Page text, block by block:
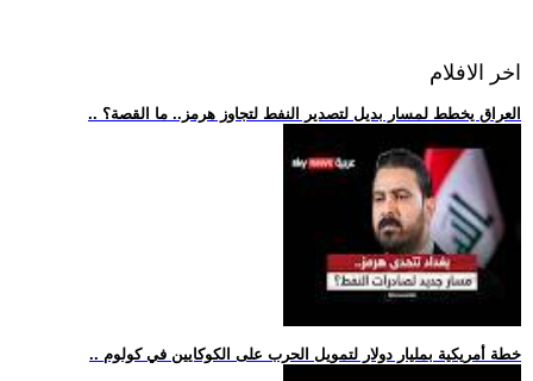
اخر الافلام
.. العراق يخطط لمسار بديل لتصدير النفط لتجاوز هرمز.. ما القصة؟
.. خطة أمريكية بمليار دولار لتمويل الحرب على الكوكايين في كولوم